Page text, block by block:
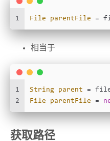
1 File parentFile =
相当于
1
2
String parent =
File
parentFile =
获取路径